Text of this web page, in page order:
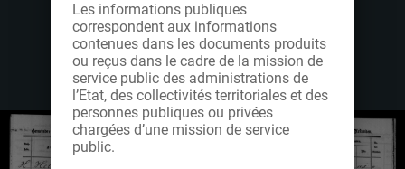
Les informations publiques
correspondent aux informations
contenues dans les documents produits
ou reçus dans le cadre de la mission de
service public des administrations de
l’Etat, des collectivités territoriales et des
personnes publiques ou privées
chargées d’une mission de service
public.